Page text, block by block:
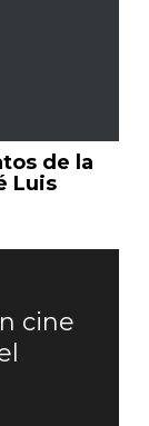
de la
Luis
cine